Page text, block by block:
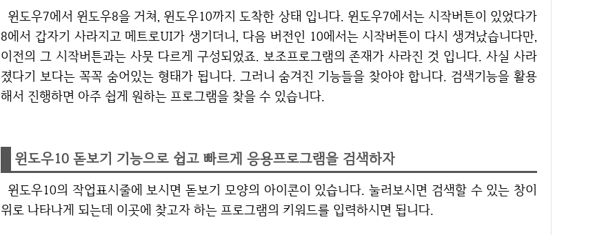
윈도우7에서 윈도우8을 거쳐, 윈도우10까지 도착한 상태 입니다. 윈도우7에서는 시작버튼이 있었다가
8에서 갑자기 사라지고 메트로UI가 생기더니, 다음 버전인 10에서는 시작버튼이 다시 생겨났습니다만,
이전의 그 시작버튼과는 사뭇 다르게 구성되었죠. 보조프로그램의 존재가 사라진 것 입니다. 사실 사라
졌다기 보다는 꼭꼭 숨어있는 형태가 됩니다. 그러니 숨겨진 기능들을 찾아야 합니다. 검색기능을 활용
해서 진행하면 아주 쉽게 원하는 프로그램을 찾을 수 있습니다.
윈도우10 돋보기 기능으로 쉽고 빠르게 응용프로그램을 검색하자
윈도우10의 작업표시줄에 보시면 돋보기 모양의 아이콘이 있습니다. 눌러보시면 검색할 수 있는 창이
위로 나타나게 되는데 이곳에 찾고자 하는 프로그램의 키워드를 입력하시면 됩니다.